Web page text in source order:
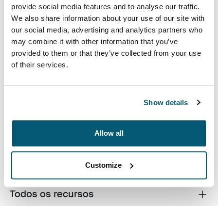
provide social media features and to analyse our traffic.
We also share information about your use of our site with
our social media, advertising and analytics partners who
may combine it with other information that you’ve
provided to them or that they’ve collected from your use
of their services.
Show details
Allow all
Customize
O case para eletrônicos Case Logic Invigo oferece
Toggle overview
Descrição do produto
Toggle features
Todos os recursos